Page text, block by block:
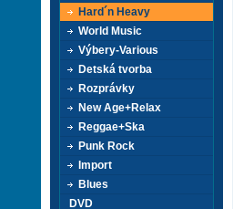
Hard´n Heavy
World Music
Výbery-Various
Detská tvorba
Rozprávky
New Age+Relax
Reggae+Ska
Punk Rock
Import
Blues
DVD